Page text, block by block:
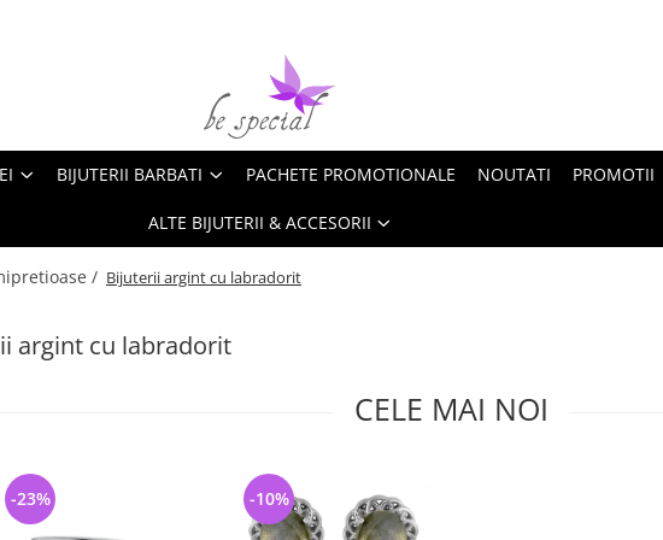
BIJUTERII BARBATI PACHETE PROMOTIONALE NOUTATI PROMOTII
ALTE BIJUTERII & ACCESORII
/ Bijuterii argint cu labradorit
argint cu labradorit
CELE MAI NOI
-23% -10%